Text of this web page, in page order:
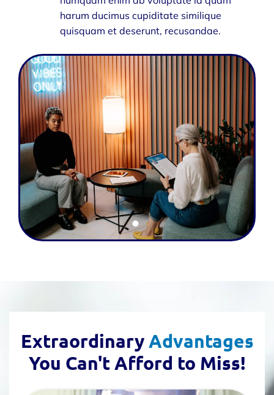
harum ducimus cupiditate similique
quisquam et deserunt, recusandae.
ExtraordinaryAdvantages
You Can't Afford to Miss!